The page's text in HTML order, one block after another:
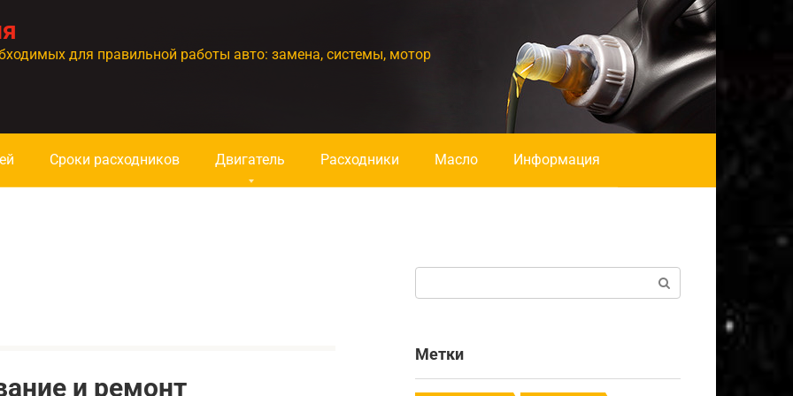
для правильной работы авто: замена, системы, мотор
Сроки расходников Двигатель Расходники Масло Информация
и ремонт
Метки